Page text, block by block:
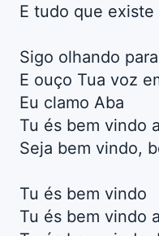
E tudo que
Sigo olhando
E ouço Tua voz
Eu clamo Aba
Tu és bem vindo
Seja bem vindo,
Tu és bem vindo
Tu és bem vindo